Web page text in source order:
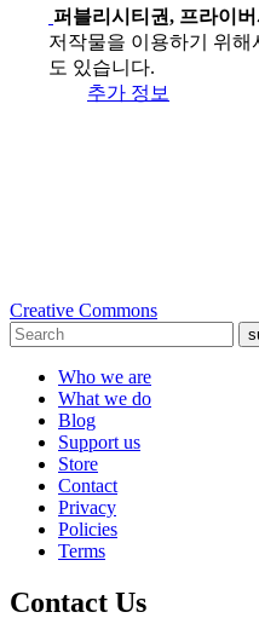
퍼블리시티권, 프라이버
저작물을 이용하기 위
도 있습니다.
추가 정보
Creative Commons
Who we are
What we do
Blog
Support us
Store
Contact
Privacy
Policies
Terms
Contact Us